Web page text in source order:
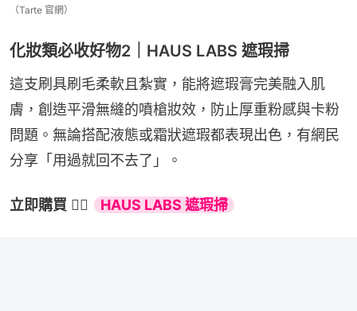
（Tarte 官網）
化妝類必收好物2｜HAUS LABS 遮瑕掃
這支刷具刷毛柔軟且紮實，能將遮瑕膏完美融入肌
膚，創造平滑無縫的噴槍妝效，防止厚重粉感與卡粉
問題。無論搭配液態或霜狀遮瑕都表現出色，有網民
分享「用過就回不去了」。
立即購買 👉🏻 HAUS LABS 遮瑕掃